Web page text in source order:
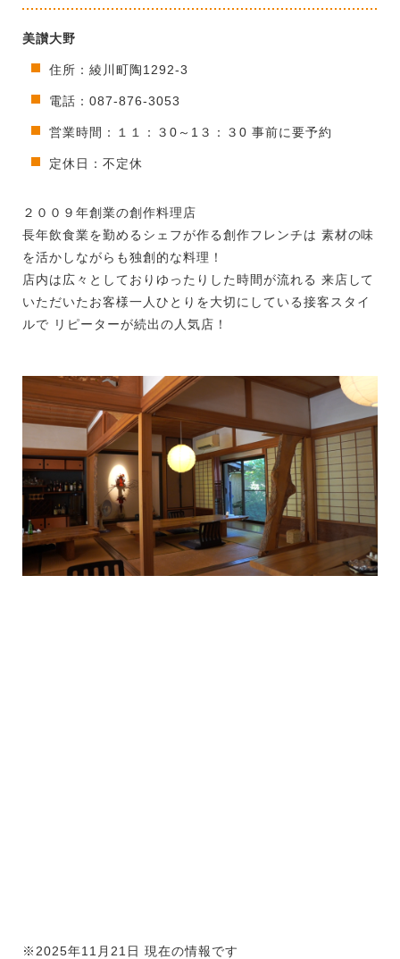
美讃大野
住所：綾川町陶1292-3
電話：087-876-3053
営業時間：１１：３0～1３：３0 事前に要予約
定休日：不定休
２００９年創業の創作料理店
長年飲食業を勤めるシェフが作る創作フレンチは 素材の味
を活かしながらも独創的な料理！
店内は広々としておりゆったりした時間が流れる 来店して
いただいたお客様一人ひとりを大切にしている接客スタイ
ルで リピーターが続出の人気店！
※2025年11月21日 現在の情報です